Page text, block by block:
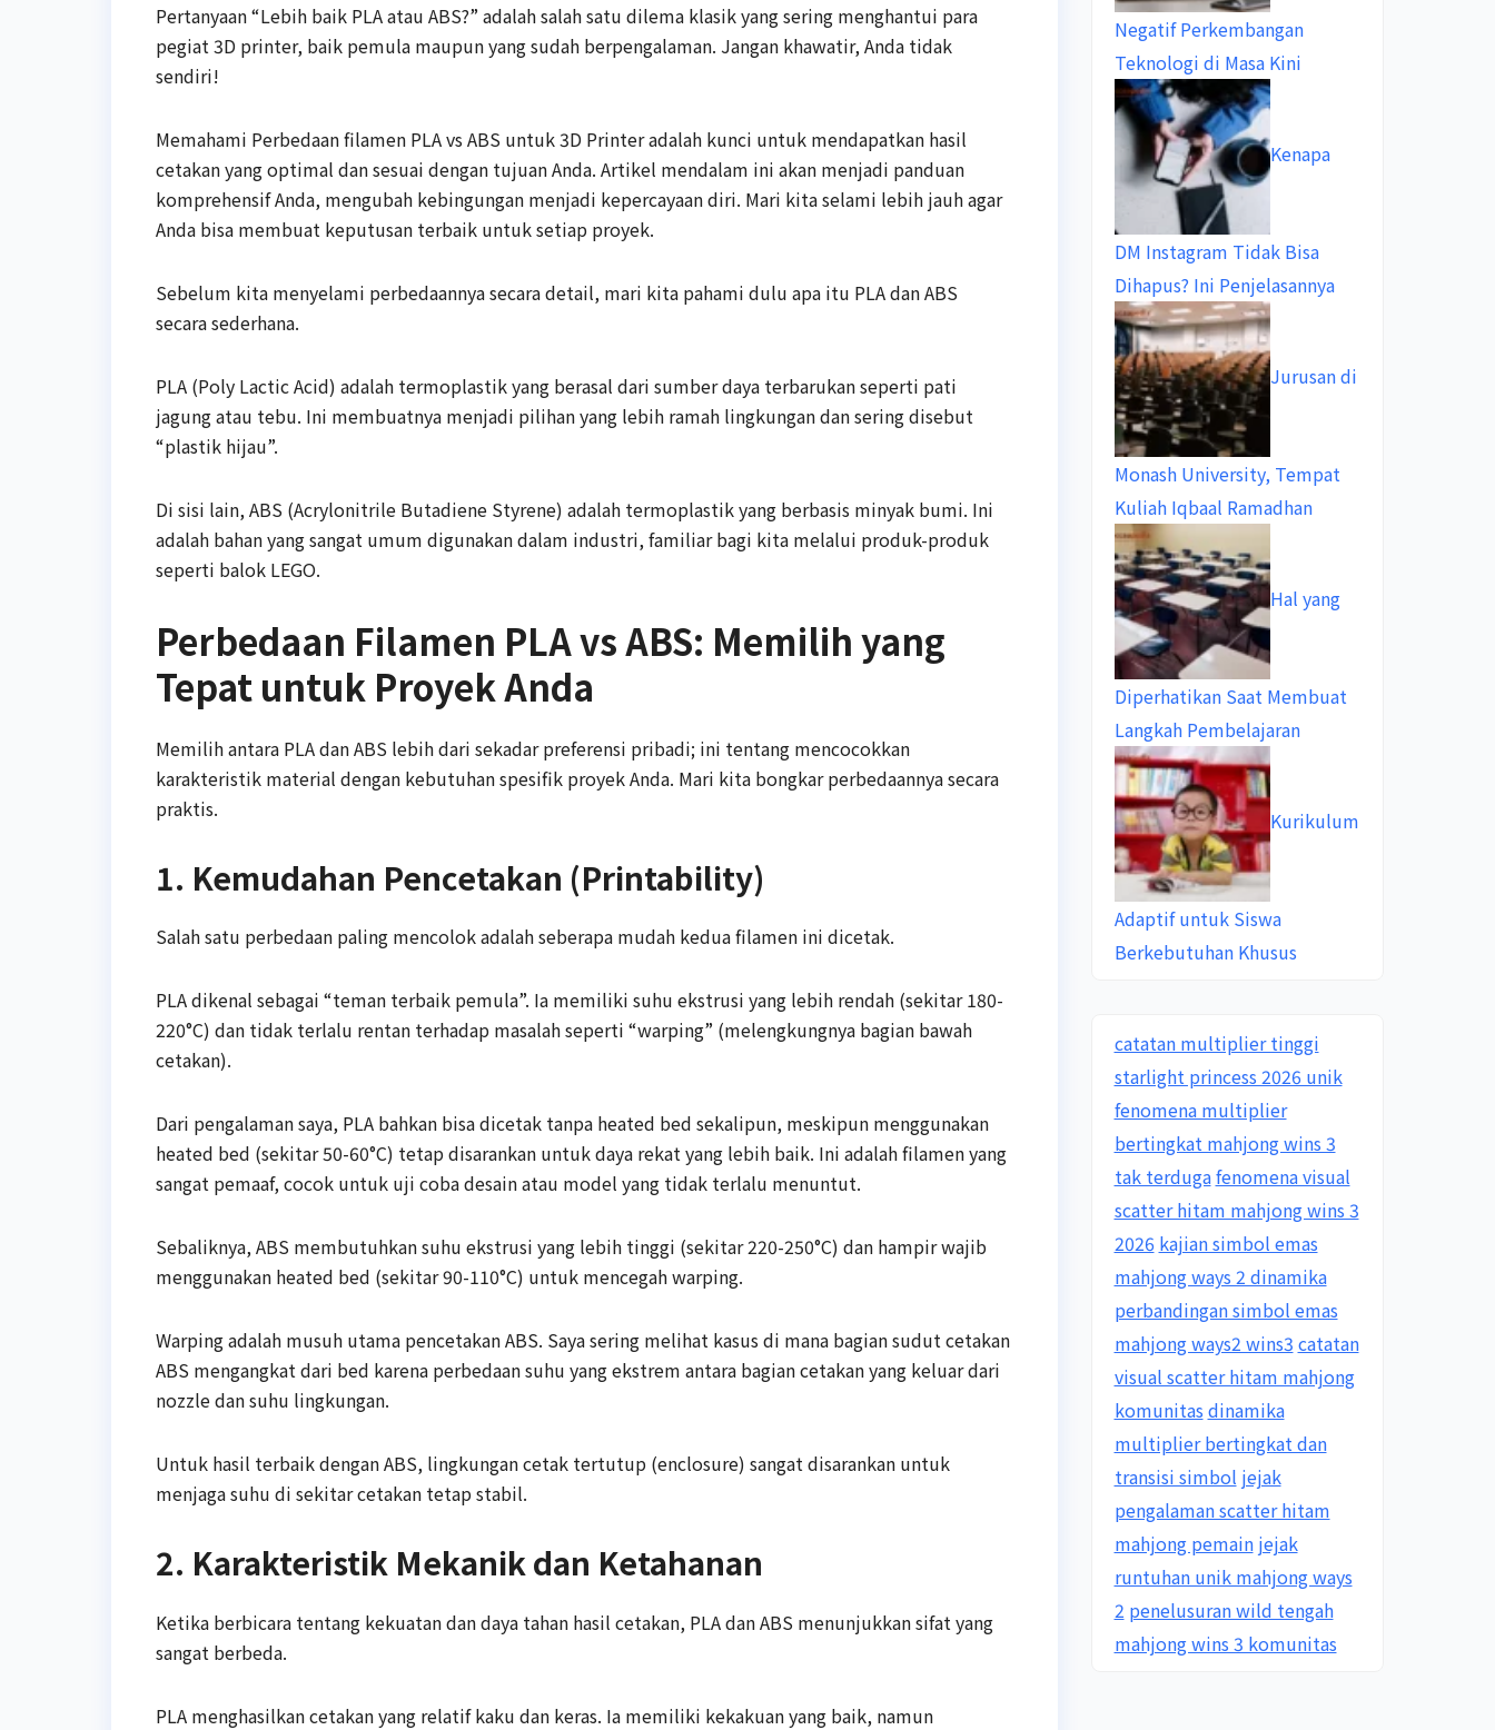
Pertanyaan “Lebih baik PLA atau ABS?” adalah salah satu dilema klasik yang sering menghantui para
pegiat 3D printer, baik pemula maupun yang sudah berpengalaman. Jangan khawatir, Anda tidak
sendiri!
Memahami Perbedaan filamen PLA vs ABS untuk 3D Printer adalah kunci untuk mendapatkan hasil
cetakan yang optimal dan sesuai dengan tujuan Anda. Artikel mendalam ini akan menjadi panduan
komprehensif Anda, mengubah kebingungan menjadi kepercayaan diri. Mari kita selami lebih jauh agar
Anda bisa membuat keputusan terbaik untuk setiap proyek.
Sebelum kita menyelami perbedaannya secara detail, mari kita pahami dulu apa itu PLA dan ABS
secara sederhana.
PLA (Poly Lactic Acid) adalah termoplastik yang berasal dari sumber daya terbarukan seperti pati
jagung atau tebu. Ini membuatnya menjadi pilihan yang lebih ramah lingkungan dan sering disebut
“plastik hijau”.
Di sisi lain, ABS (Acrylonitrile Butadiene Styrene) adalah termoplastik yang berbasis minyak bumi. Ini
adalah bahan yang sangat umum digunakan dalam industri, familiar bagi kita melalui produk-produk
seperti balok LEGO.
Perbedaan Filamen PLA vs ABS: Memilih yang
Tepat untuk Proyek Anda
Memilih antara PLA dan ABS lebih dari sekadar preferensi pribadi; ini tentang mencocokkan
karakteristik material dengan kebutuhan spesifik proyek Anda. Mari kita bongkar perbedaannya secara
praktis.
1. Kemudahan Pencetakan (Printability)
Salah satu perbedaan paling mencolok adalah seberapa mudah kedua filamen ini dicetak.
PLA dikenal sebagai “teman terbaik pemula”. Ia memiliki suhu ekstrusi yang lebih rendah (sekitar 180-
220°C) dan tidak terlalu rentan terhadap masalah seperti “warping” (melengkungnya bagian bawah
cetakan).
Dari pengalaman saya, PLA bahkan bisa dicetak tanpa heated bed sekalipun, meskipun menggunakan
heated bed (sekitar 50-60°C) tetap disarankan untuk daya rekat yang lebih baik. Ini adalah filamen yang
sangat pemaaf, cocok untuk uji coba desain atau model yang tidak terlalu menuntut.
Sebaliknya, ABS membutuhkan suhu ekstrusi yang lebih tinggi (sekitar 220-250°C) dan hampir wajib
menggunakan heated bed (sekitar 90-110°C) untuk mencegah warping.
Warping adalah musuh utama pencetakan ABS. Saya sering melihat kasus di mana bagian sudut cetakan
ABS mengangkat dari bed karena perbedaan suhu yang ekstrem antara bagian cetakan yang keluar dari
nozzle dan suhu lingkungan.
Untuk hasil terbaik dengan ABS, lingkungan cetak tertutup (enclosure) sangat disarankan untuk
menjaga suhu di sekitar cetakan tetap stabil.
2. Karakteristik Mekanik dan Ketahanan
Ketika berbicara tentang kekuatan dan daya tahan hasil cetakan, PLA dan ABS menunjukkan sifat yang
sangat berbeda.
PLA menghasilkan cetakan yang relatif kaku dan keras. Ia memiliki kekakuan yang baik, namun
Negatif Perkembangan
Teknologi di Masa Kini
Kenapa
DM Instagram Tidak Bisa
Dihapus? Ini Penjelasannya
Jurusan di
Monash University, Tempat
Kuliah Iqbaal Ramadhan
Hal yang
Diperhatikan Saat Membuat
Langkah Pembelajaran
Kurikulum
Adaptif untuk Siswa
Berkebutuhan Khusus
catatan multiplier tinggi
starlight princess 2026 unik
fenomena multiplier
bertingkat mahjong wins 3
tak terdugafenomena visual
scatter hitam mahjong wins 3
2026 kajian simbol emas
mahjong ways 2 dinamika
perbandingan simbol emas
mahjong ways2 wins3 catatan
visual scatter hitam mahjong
komunitas dinamika
multiplier bertingkat dan
transisi simbol jejak
pengalaman scatter hitam
mahjong pemain jejak
runtuhan unik mahjong ways
2 penelusuran wild tengah
mahjong wins 3 komunitas